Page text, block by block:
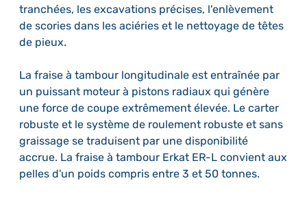
tranchées, les excavations précises, l'enlèvement
de scories dans les aciéries et le nettoyage de têtes
de pieux.
La fraise à tambour longitudinale est entraînée par
un puissant moteur à pistons radiaux qui génère
une force de coupe extrêmement élevée. Le carter
robuste et le système de roulement robuste et sans
graissage se traduisent par une disponibilité
accrue. La fraise à tambour Erkat ER-L convient aux
pelles d'un poids compris entre 3 et 50 tonnes.